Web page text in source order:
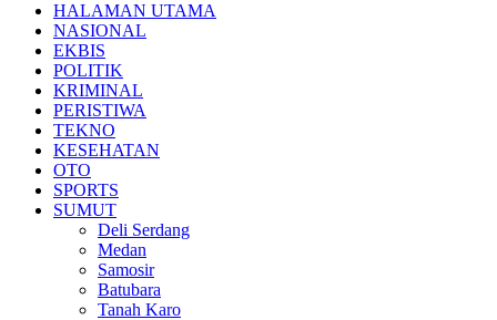
HALAMAN UTAMA
NASIONAL
EKBIS
POLITIK
KRIMINAL
PERISTIWA
TEKNO
KESEHATAN
OTO
SPORTS
SUMUT
Deli Serdang
Medan
Samosir
Batubara
Tanah Karo